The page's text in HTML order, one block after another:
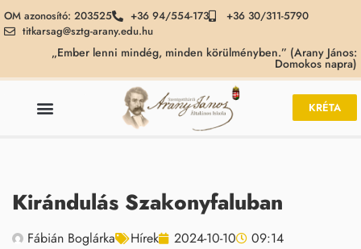
OM azonosító: 203525 +36 94/554-173
+36 30/311-5790
titkarsag@sztg-arany.edu.hu
„Ember lenni mindég, minden körülményben.” (Arany János:
Domokos napra)
KRÉTA
Kirándulás Szakonyfaluban
Fábián Boglárka Hírek 2024-10-10 09:14